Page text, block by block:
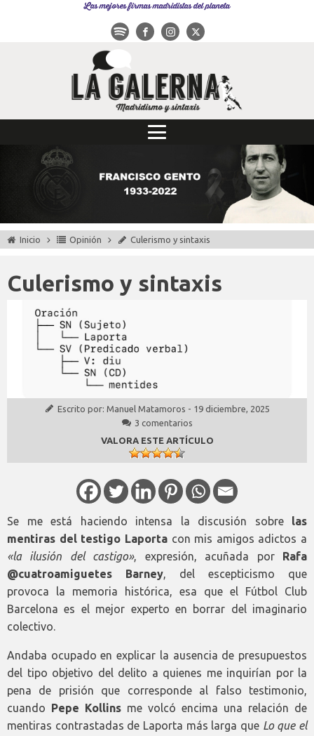
Las mejores firmas madridistas del planeta
Inicio Opinión Culerismo y sintaxis
Culerismo y sintaxis
Escrito por: Manuel Matamoros - 19 diciembre, 2025
3 comentarios
VALORA ESTE ARTÍCULO
Se me está haciendo intensa la discusión sobre las
mentiras del testigo Laportacon mis amigos adictos a
«la ilusión del castigo», expresión, acuñada por Rafa
@cuatroamiguetes Barney, del escepticismo que
provoca la memoria histórica, esa que el Fútbol Club
Barcelona es el mejor experto en borrar del imaginario
colectivo.
Andaba ocupado en explicar la ausencia de presupuestos
del tipo objetivo del delito a quienes me inquirían por la
pena de prisión que corresponde al falso testimonio,
cuando Pepe Kollins me volcó encima una relación de
mentiras contrastadas de Laporta más larga que Lo que el